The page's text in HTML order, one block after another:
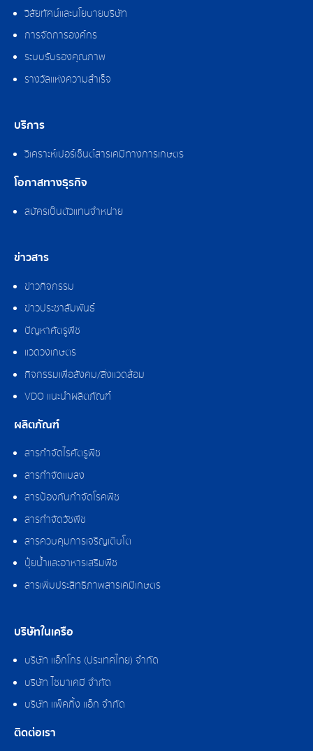
วิสัยทัศน์และนโยบายบริษัท
การจัดการองค์กร
ระบบรับรองคุณภาพ
รางวัลแห่งความสำเร็จ
บริการ
วิเคราะห์เปอร์เซ็นต์สารเคมีทางการเกษตร
โอกาสทางธุรกิจ
สมัครเป็นตัวแทนจำหน่าย
ข่าวสาร
ข่าวกิจกรรม
ข่าวประชาสัมพันธ์
ปัญหาศัตรูพืช
แวดวงเกษตร
กิจกรรมเพื่อสังคม/สิ่งแวดล้อม
VDO แนะนำผลิตภัณฑ์
ผลิตภัณฑ์
สารกำจัดไรศัตรูพืช
สารกำจัดแมลง
สารป้องกันกำจัดโรคพืช
สารกำจัดวัชพืช
สารควบคุมการเจริญเติบโต
ปุ๋ยน้ำและอาหารเสริมพืช
สารเพิ่มประสิทธิภาพสารเคมีเกษตร
บริษัทในเครือ
บริษัท แอ็กโกร (ประเทศไทย) จำกัด
บริษัท ไซมาเคมี จำกัด
บริษัท แพ็คกิ้ง แอ็ก จำกัด
ติดต่อเรา